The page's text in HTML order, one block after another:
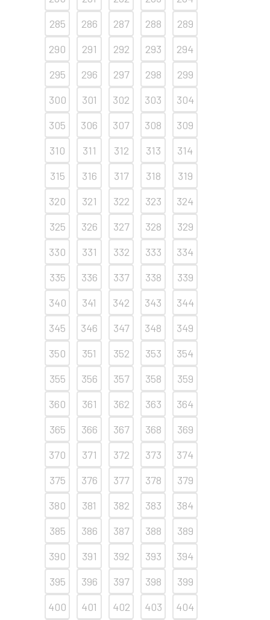
285
286 287 288
289
290
291 292 293
294
295
296 297 298
299
300
301 302 303
304
305
306 307 308
309
310
311 312 313
314
315
316 317 318
319
320
321 322 323
324
325
326 327 328
329
330
331 332 333
334
335
336 337 338
339
340
341 342 343
344
345
346 347 348
349
350
351 352 353
354
355
356 357 358
359
360
361 362 363
364
365
366 367 368
369
370
371 372 373
374
375
376 377 378
379
380
381 382 383
384
385
386 387 388
389
390
391 392 393
394
395
396 397 398
399
400
401 402 403 404